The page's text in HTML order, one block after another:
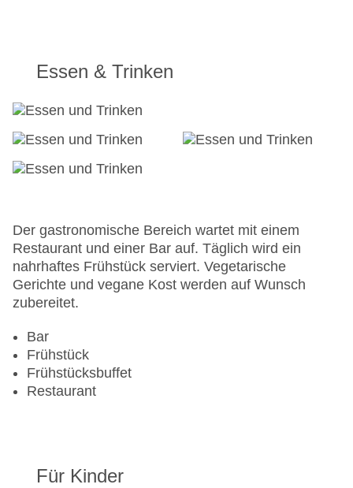
EC Maestro, Mastercard, Visa
Landeskategorie: 4 Sterne
Essen & Trinken
Der gastronomische Bereich wartet mit einem
Restaurant und einer Bar auf. Täglich wird ein
nahrhaftes Frühstück serviert. Vegetarische
Gerichte und vegane Kost werden auf Wunsch
zubereitet.
Bar
Frühstück
Frühstücksbuffet
Restaurant
Für Kinder